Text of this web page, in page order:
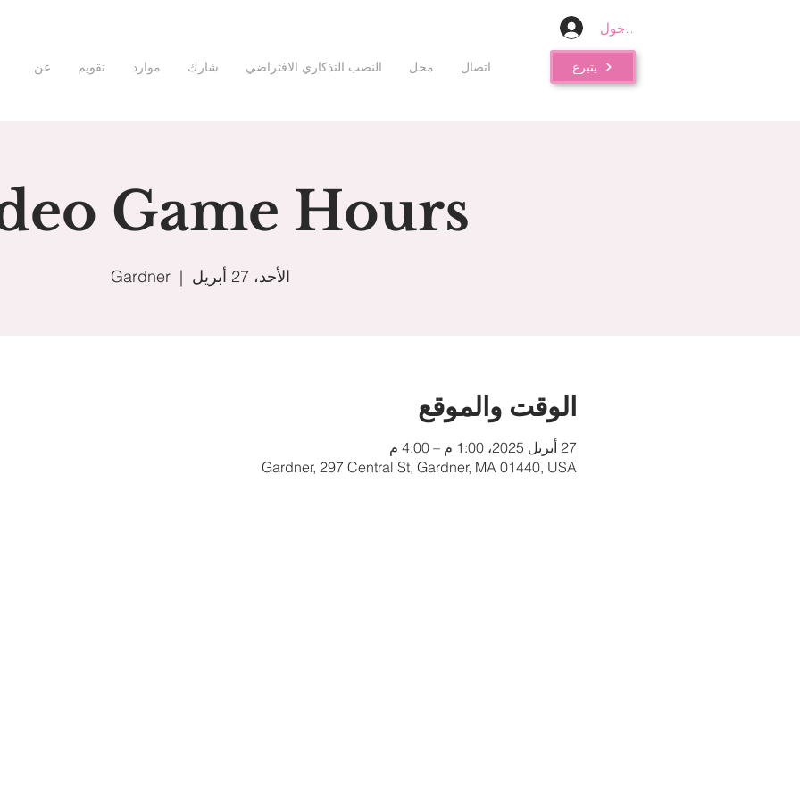
تسجيل الدخول
عن تقويم موارد شارك النصب التذكاري الافتراضي محل اتصال يتبرع
Game Hours
الأحد، 27 أبريل
  |
Gardner
الوقت والموقع
27 أبريل 2025، 1:00 م – 4:00 م
Gardner, 297 Central St, Gardner, MA 01440, USA